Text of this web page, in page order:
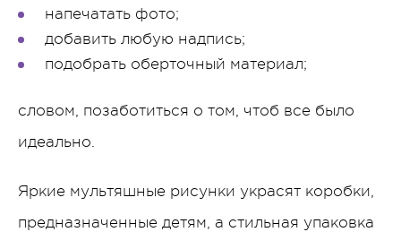
напечатать фото;
добавить любую надпись;
подобрать оберточный материал;
словом, позаботиться о том, чтоб все было
идеально.
Яркие мультяшные рисунки украсят коробки,
предназначенные детям, а стильная упаковка